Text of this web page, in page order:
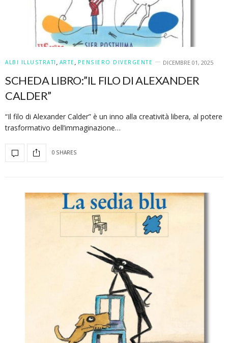
ALBI ILLUSTRATI , ARTE , PENSIERO DIVERGENTE DICEMBRE 01, 2025
SCHEDA LIBRO:”IL FILO DI ALEXANDER
CALDER”
“Il filo di Alexander Calder” è un inno alla creatività libera, al potere
trasformativo dell’immaginazione…
0 SHARES